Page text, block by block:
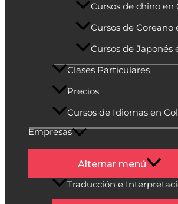
Cursos de chino en
Cursos de Coreano
Cursos de Japonés
Clases Particulares
Precios
Cursos de Idiomas en
Empresas
Alternar menú
Traducción e